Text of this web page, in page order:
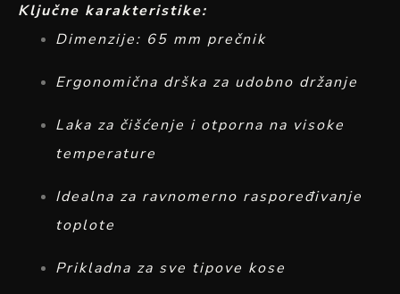
Ključne karakteristike:
Dimenzije: 65 mm prečnik
Ergonomična drška za udobno držanje
Laka za čišćenje i otporna na visoke
temperature
Idealna za ravnomerno raspoređivanje
toplote
Prikladna za sve tipove kose